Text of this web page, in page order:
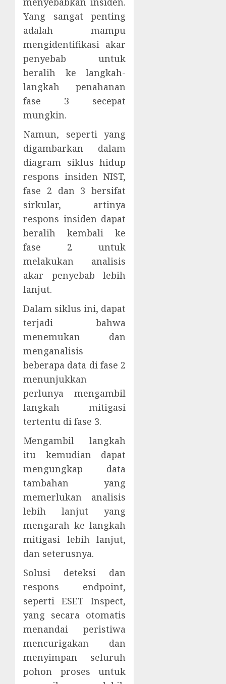
Yang sangat penting
adalah mampu
mengidentifikasi akar
penyebab untuk
beralih ke langkah-
langkah penahanan
fase 3 secepat
mungkin.
Namun, seperti yang
digambarkan dalam
diagram siklus hidup
respons insiden NIST,
fase 2 dan 3 bersifat
sirkular, artinya
respons insiden dapat
beralih kembali ke
fase 2 untuk
melakukan analisis
akar penyebab lebih
lanjut.
Dalam siklus ini, dapat
terjadi bahwa
menemukan dan
menganalisis
beberapa data di fase 2
menunjukkan
perlunya mengambil
langkah mitigasi
tertentu di fase 3.
Mengambil langkah
itu kemudian dapat
mengungkap data
tambahan yang
memerlukan analisis
lebih lanjut yang
mengarah ke langkah
mitigasi lebih lanjut,
dan seterusnya.
Solusi deteksi dan
respons endpoint,
seperti ESET Inspect,
yang secara otomatis
menandai peristiwa
mencurigakan dan
menyimpan seluruh
pohon proses untuk